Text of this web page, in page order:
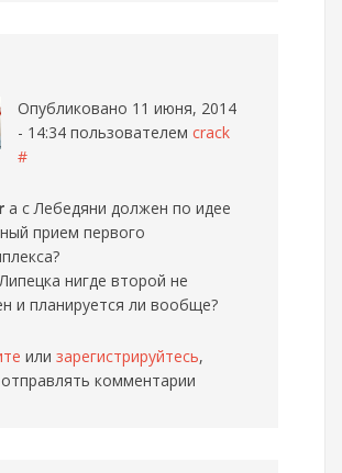
Опубликовано 11 июня, 2014
- 14:34 пользователем crack
#
а с Лебедяни должен по идее
прием первого
нигде второй не
и планируется ли вообще?
или зарегистрируйтесь,
комментарии